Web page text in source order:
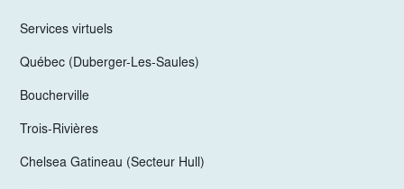
Services virtuels
Québec (Duberger-Les-Saules)
Boucherville
Trois-Rivières
Chelsea Gatineau (Secteur Hull)